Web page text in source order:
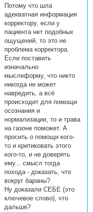
Потому что шла
адекватная информация
корректору, если у
пациента нет подобных
ощущений, то это не
проблема корректора.
Если поставить
изначально
мыслеформу, что никто
никогда не может
навредить, а всё
происходит для помощи
осознания и
нормализации, то и трава
на газоне поможет. А
просить о помощи кого-
то и критиковать этого
кого-то, и не доверять
ему... смысл тогда
похода - доказать, что
вокруг бараны?
Ну доказали СЕБЕ (это
ключевое слово), что
дальше?